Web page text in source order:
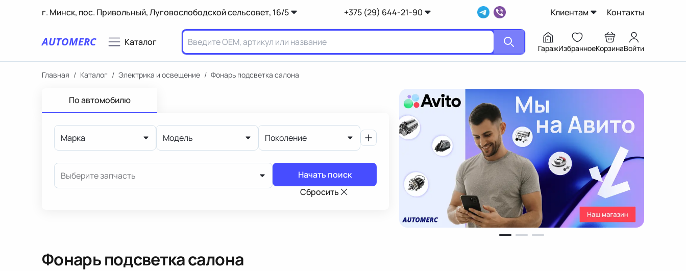
г. Минск, пос. Привольный, Луговослободской сельсовет, 16/5 +375 (29) 644-21-90 Клиентам Контакты
AUTOMERC Каталог
ГаражИзбранноеКорзинаВойти
Главная / Каталог / Электрика и освещение / Фонарь подсветка салона
По автомобилю
Марка Модель Поколение
Выберите запчасть
Начать поиск
Сбросить
Фонарь подсветка салона